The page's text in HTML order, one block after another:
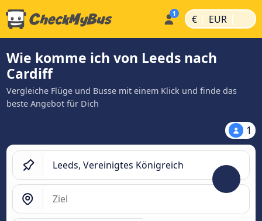
€ | EUR |
Wie komme ich von Leeds nach
Cardiff
Vergleiche Flüge und Busse mit einem Klick und finde das
beste Angebot für Dich
1